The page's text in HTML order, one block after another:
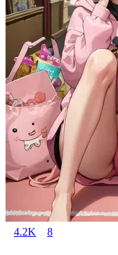
4.2K 8